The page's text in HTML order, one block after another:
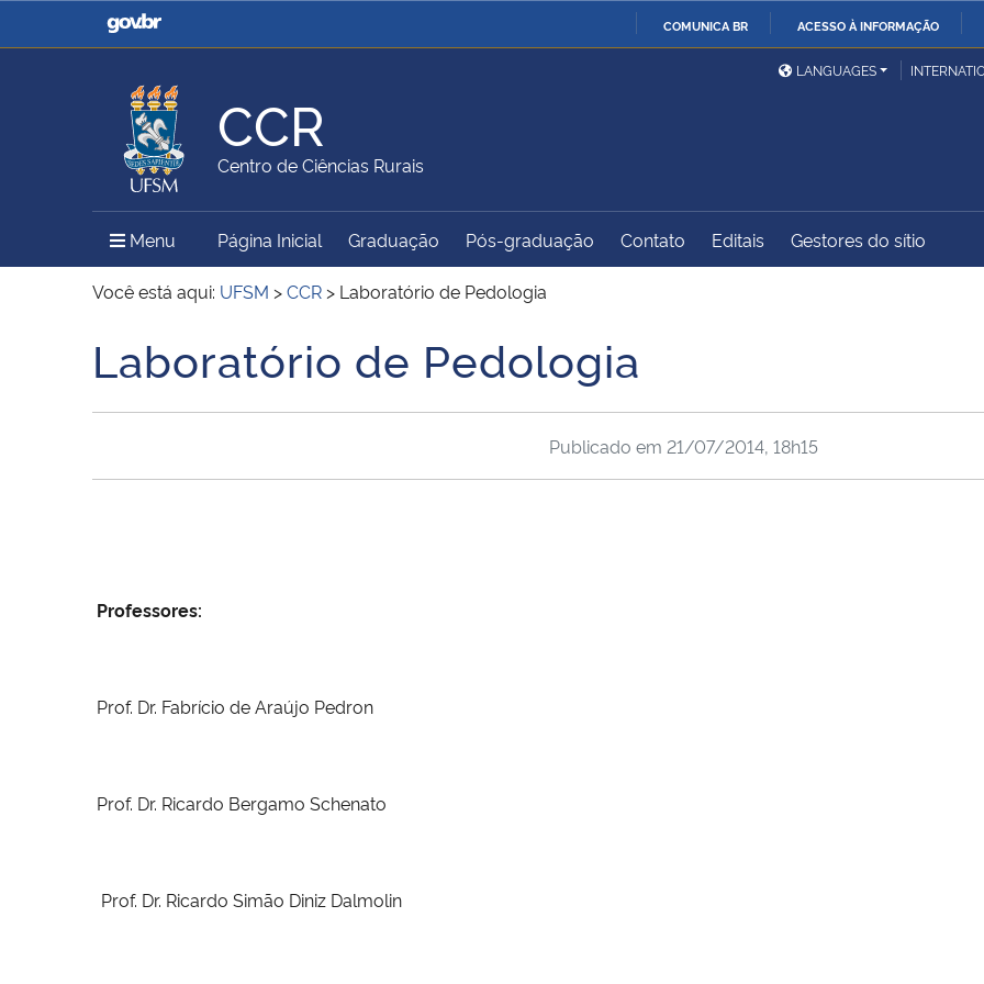
COMUNICA BR ACESSO À INFORMAÇÃO
Casa Civil
Ministério da Justiça e
Ministério da Defesa
Ministério das Relações
Exteriores
Ministério da Agricultura,
Pecuária e Abastecimento
Ministério da Educação
Ministério do Meio Ambiente Ministério do Turismo
Ministério do
Desenvolvimento Regional
Controladoria-Geral da
Secretaria de Governo
Gabinete de Segurança
Advocacia-Geral da União
LANGUAGES
CCR
Centro de Ciências Rurais
Menu Menu Principal do Sítio
Página Inicial Graduação Pós-graduação Contato Editais Gestores do sítio
Você está aqui: UFSM >CCR > Laboratório de Pedologia
Início do conteúdo
Laboratório de Pedologia
Publicado em 21/07/2014, 18h15
Professores:
Prof. Dr. Fabrício de Araújo Pedron
Prof. Dr. Ricardo Bergamo Schenato
Prof. Dr. Ricardo Simão Diniz Dalmolin